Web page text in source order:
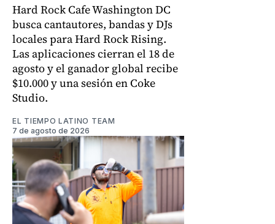
Hard Rock Cafe Washington DC
busca cantautores, bandas y DJs
locales para Hard Rock Rising.
Las aplicaciones cierran el 18 de
agosto y el ganador global recibe
$10.000 y una sesión en Coke
Studio.
EL TIEMPO LATINO TEAM
7 de agosto de 2026